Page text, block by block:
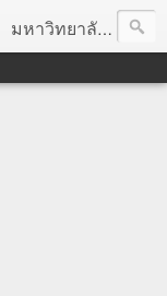
มหาวิทยาลัยประชาชน เพื่อการปฏิวัติประชาชนโดยสันติ Truths :: Peace :: Revolution :: Universal Human Rights :: Democracy (TPRUD)